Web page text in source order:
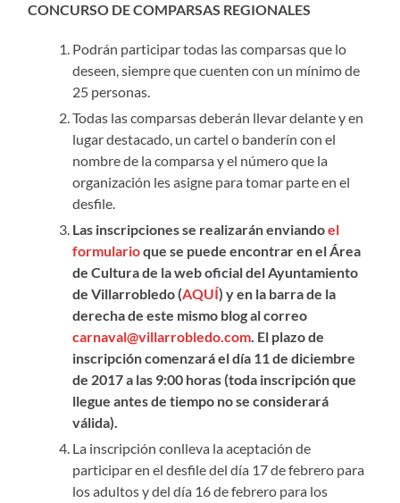
CONCURSO DE COMPARSAS REGIONALES
Podrán participar todas las comparsas que lo
deseen, siempre que cuenten con un mínimo de
25 personas.
Todas las comparsas deberán llevar delante y en
lugar destacado, un cartel o banderín con el
nombre de la comparsa y el número que la
organización les asigne para tomar parte en el
desfile.
Las inscripciones se realizarán enviandoel
formularioque se puede encontrar en el Área
de Cultura de la web oficial del Ayuntamiento
de Villarrobledo (AQUÍ) y en la barra de la
derecha de este mismo blog al correo
carnaval@villarrobledo.com. El plazo de
inscripción comenzará el día 11 de diciembre
de 2017 a las 9:00 horas (toda inscripción que
llegue antes de tiempo no se considerará
válida).
La inscripción conlleva la aceptación de
participar en el desfile del día 17 de febrero para
los adultos y del día 16 de febrero para los